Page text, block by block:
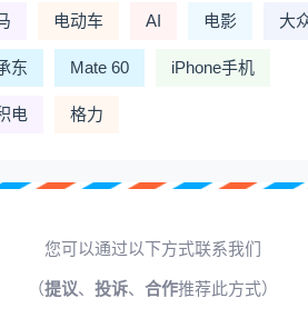
电动车 AI 电影 大
东 Mate 60 iPhone手机
电 格力
您可以通过以下方式联系我们
（提议、 投诉、 合作推荐此方式）